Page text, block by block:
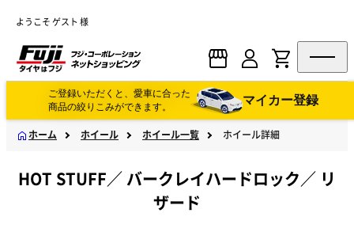
ようこそ ゲスト 様
ご登録いただくと、愛車に合った
商品の絞りこみができます。
マイカー登録
ホーム ホイール ホイール一覧 ホイール詳細
HOT STUFF／ バークレイハードロック／ リ
ザード